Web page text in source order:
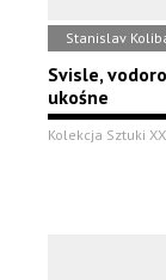
Stanislav
Svisle,
ukośne
Kolekcja Sztuki